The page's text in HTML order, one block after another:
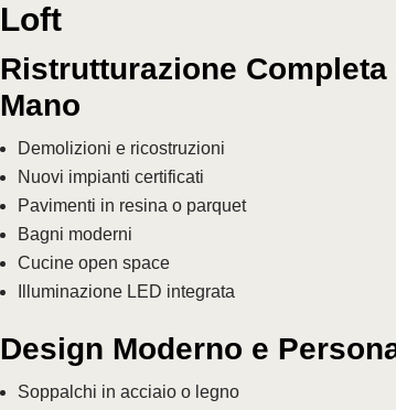
Loft
Ristrutturazione
Mano
Demolizioni e ricostruzioni
Nuovi impianti certificati
Pavimenti in resina o parquet
Bagni moderni
Cucine open space
Illuminazione LED integrata
Design Moderno e
Soppalchi in acciaio o legno